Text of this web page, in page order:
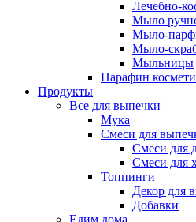
Лечебно-
Мыло
Мыло-
Мыло-
Мыльницы
Парафин
Продукты
Все для выпечки
Мука
Смеси для
Смеси для
Смеси для
Топпинги
Декор для
Добавки
Едим дома